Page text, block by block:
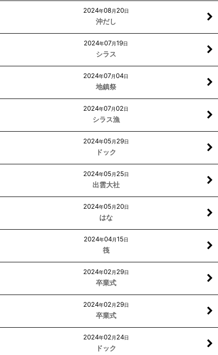
2024年08月 20日
沖だし
2024年07月19日
シラス
2024年07月04日
地鎮祭
2024年07月02日
シラス漁
2024年05 月 29日
ドック
2024年05 月 25日
出雲大社
2024年05 月 20日
はな
2024年04月15日
筏
2024年02 月 29日
卒業式
2024年02 月 29日
卒業式
2024年02 月 24日
ドック